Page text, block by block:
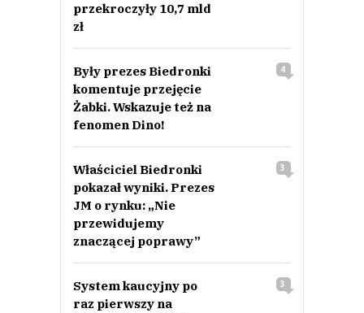
przekroczyły 10,7 mld
zł
Były prezes Biedronki
komentuje przejęcie
Żabki. Wskazuje też na
fenomen Dino!
4
Właściciel Biedronki
pokazał wyniki. Prezes
JM o rynku: „Nie
przewidujemy
znaczącej poprawy”
3
System kaucyjny po
raz pierwszy na
3